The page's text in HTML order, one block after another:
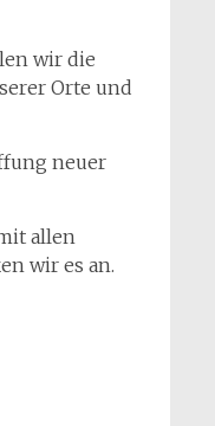
wir die
Orte und
neuer
allen
wir es an.